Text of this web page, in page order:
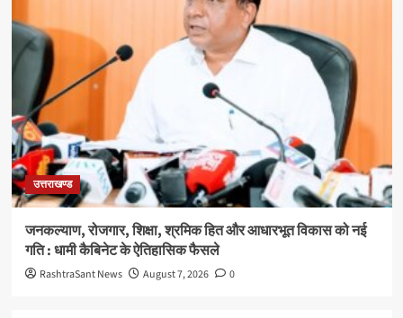
उत्तराखण्ड
जनकल्याण, रोजगार, शिक्षा, श्रमिक हित और आधारभूत विकास को नई
गति : धामी कैबिनेट के ऐतिहासिक फैसले
RashtraSant News August 7, 2026 0